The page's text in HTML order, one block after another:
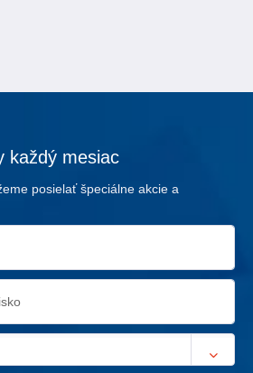
každý mesiac
posielať špeciálne akcie a